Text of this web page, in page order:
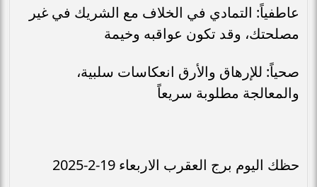
عاطفياً: التمادي في الخلاف مع الشريك في غير
مصلحتك، وقد تكون عواقبه وخيمة
صحياً: للإرهاق والأرق انعكاسات سلبية،
والمعالجة مطلوبة سريعاً
حظك اليوم برج العقرب الاربعاء 19-2-2025